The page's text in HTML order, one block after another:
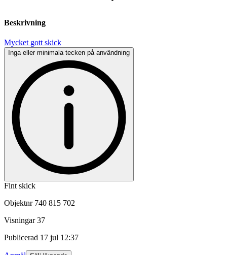
Beskrivning
Mycket gott skick
Inga eller minimala tecken på användning
Fint skick
Objektnr 740 815 702
Visningar 37
Publicerad 17 jul 12:37